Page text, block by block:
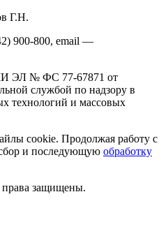
Г.Н.
900-800, email —
ЭЛ № ФС 77-67871 от
службой по надзору в
технологий и массовых
cookie. Продолжая работу с
и последующую обработку
защищены.